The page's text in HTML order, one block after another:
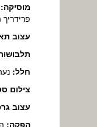
מוסיקה:
עצוב
חלל:
צילום
עצוב
הפקה: